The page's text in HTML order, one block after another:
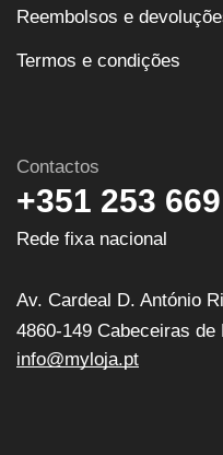
Reembolsos e
Termos e condições
Contactos
+351 253
Rede fixa nacional
Av. Cardeal D. António
4860-149 Cabeceiras de
info@myloja.pt